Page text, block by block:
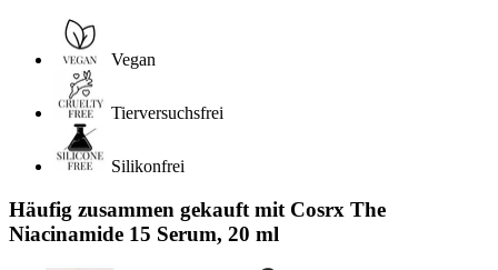
Vegan
Tierversuchsfrei
Silikonfrei
Häufig zusammen gekauft mit Cosrx The
Niacinamide 15 Serum, 20 ml